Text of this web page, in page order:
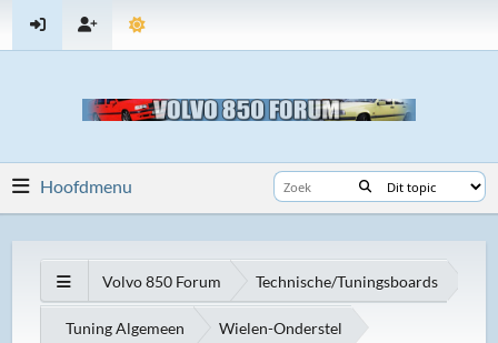
Hoofdmenu
Volvo 850 Forum Technische/Tuningsboards
Tuning Algemeen Wielen-Onderstel